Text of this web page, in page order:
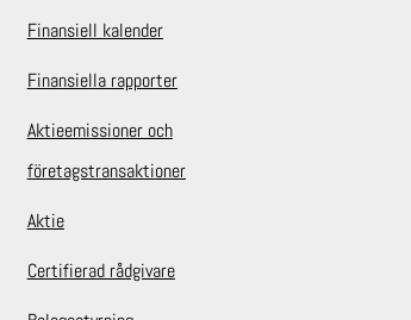
Finansiell kalender
Finansiella rapporter
Aktieemissioner och
företagstransaktioner
Aktie
Certifierad rådgivare